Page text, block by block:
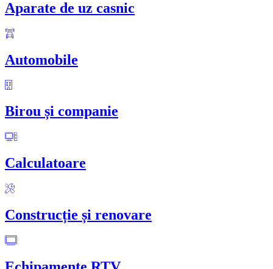
Aparate de uz casnic
Automobile
Birou și companie
Calculatoare
Construcție și renovare